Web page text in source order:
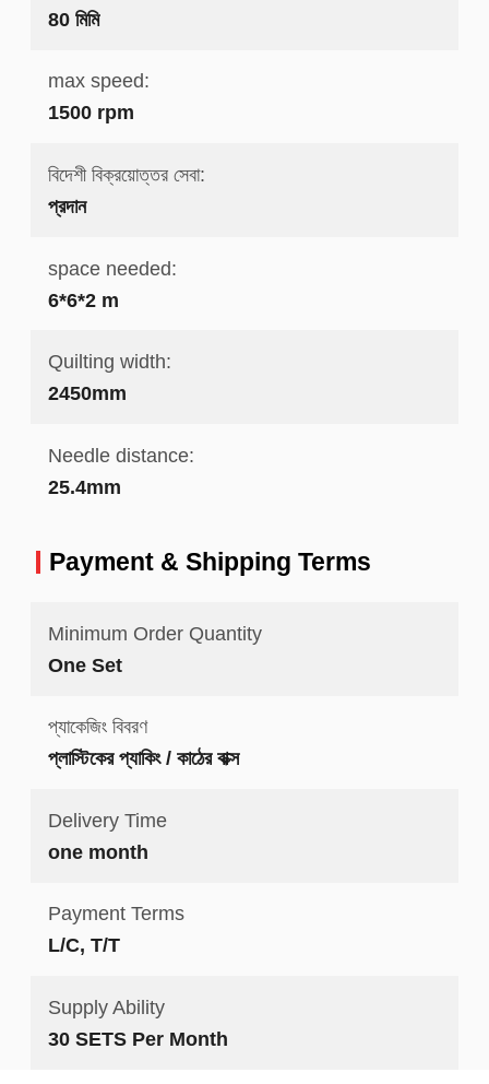
80 মিমি
max speed:
1500 rpm
বিদেশী বিক্রয়োত্তর সেবা:
প্রদান
space needed:
6*6*2 m
Quilting width:
2450mm
Needle distance:
25.4mm
Payment & Shipping Terms
Minimum Order Quantity
One Set
প্যাকেজিং বিবরণ
প্লাস্টিকের প্যাকিং / কাঠের বাক্স
Delivery Time
one month
Payment Terms
L/C, T/T
Supply Ability
30 SETS Per Month